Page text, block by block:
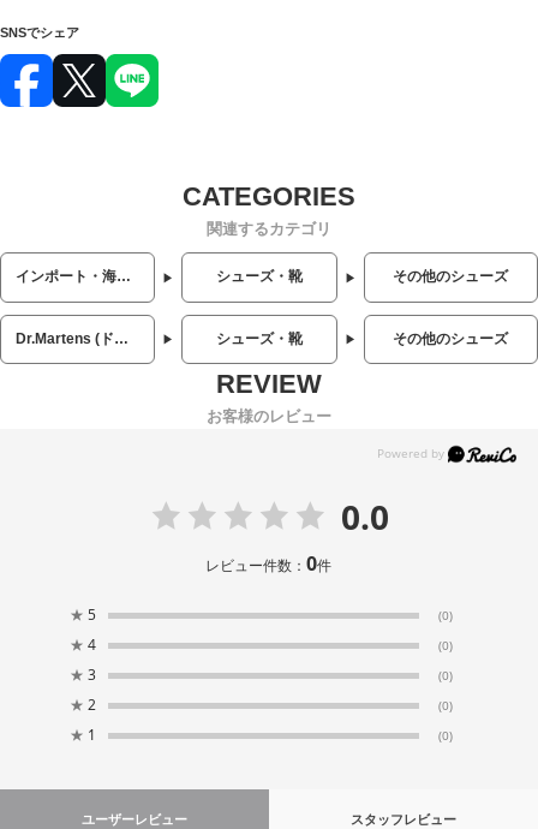
SNSでシェア
関連するカテゴリ
インポート・海外人気ブランド シューズ・靴 その他のシューズ
Dr.Martens (ドクターマーチン) シューズ・靴 その他のシューズ
お客様のレビュー
0.0
レビュー件数：0件
★ 5 (0)
★ 4 (0)
★ 3 (0)
★ 2 (0)
★ 1 (0)
ユーザーレビュー スタッフレビュー